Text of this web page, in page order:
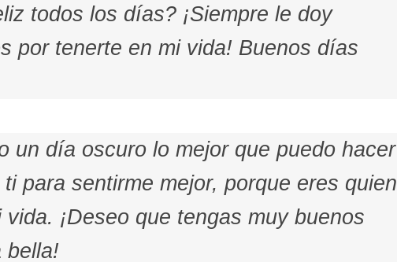
todos los días? ¡Siempre le doy
por tenerte en mi vida! Buenos días
un día oscuro lo mejor que puedo hacer
para sentirme mejor, porque eres quien
¡Deseo que tengas muy buenos
bella!